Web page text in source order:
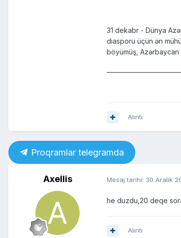
31 dekabr - Dünya
diasporu üçün ən
böyümüş,
Alıntı
Proqramlar telegramda
Axellis Mesaj tarihi: 30 Aralık
he duzdu,20 deqe
Alıntı